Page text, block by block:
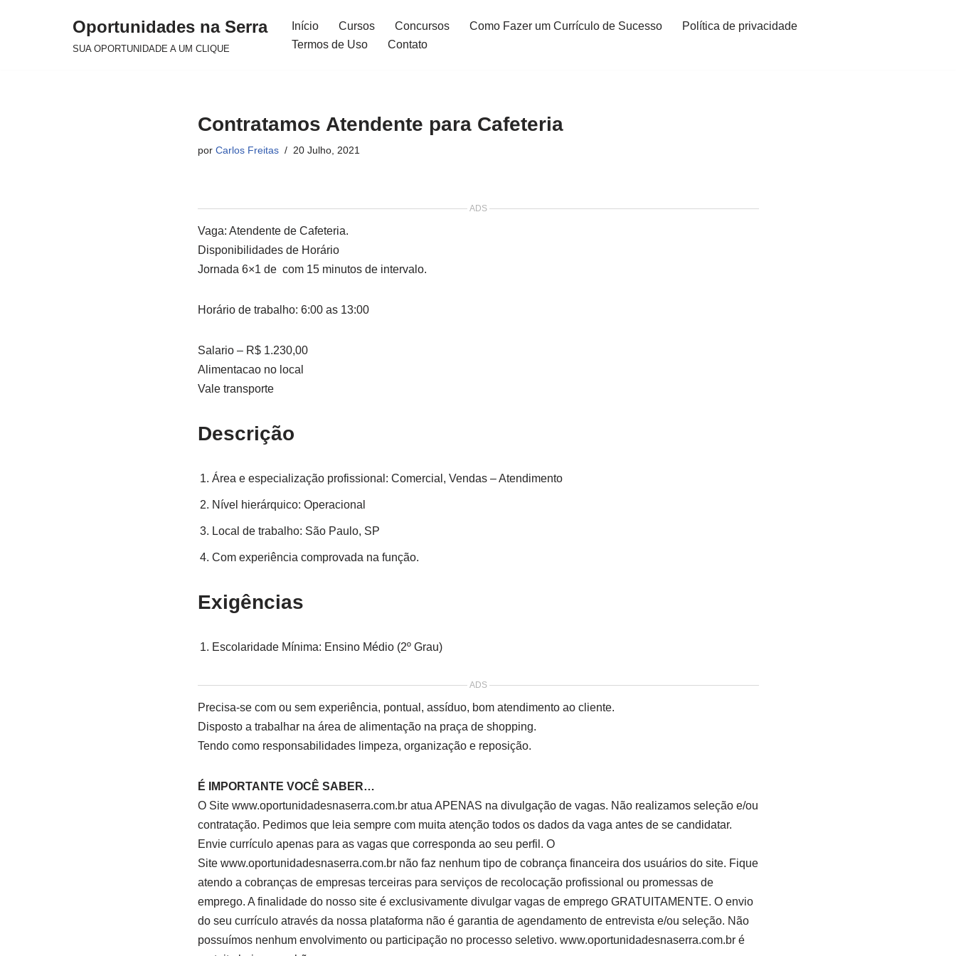
Oportunidades na Serra
SUA OPORTUNIDADE A UM CLIQUE
Início Cursos Concursos Como Fazer um Currículo de Sucesso
Política de privacidade
Termos de Uso
Contato
Contratamos Atendente para Cafeteria
por Carlos Freitas 20 Julho, 2021
ADS
Vaga: Atendente de Cafeteria.
Disponibilidades de Horário
Jornada 6×1 de com 15 minutos de intervalo.
Horário de trabalho: 6:00 as 13:00
Salario – R$ 1.230,00
Alimentacao no local
Vale transporte
Descrição
Área e especialização profissional: Comercial, Vendas – Atendimento
Nível hierárquico: Operacional
Local de trabalho: São Paulo, SP
Com experiência comprovada na função.
Exigências
Escolaridade Mínima: Ensino Médio (2º Grau)
ADS
Precisa-se com ou sem experiência, pontual, assíduo, bom atendimento ao cliente.
Disposto a trabalhar na área de alimentação na praça de shopping.
Tendo como responsabilidades limpeza, organização e reposição.
É IMPORTANTE VOCÊ SABER…
O Site www.oportunidadesnaserra.com.br atua APENAS na divulgação de vagas. Não realizamos seleção e/ou
contratação. Pedimos que leia sempre com muita atenção todos os dados da vaga antes de se candidatar.
Envie currículo apenas para as vagas que corresponda ao seu perfil. O
Site www.oportunidadesnaserra.com.br não faz nenhum tipo de cobrança financeira dos usuários do site. Fique
atendo a cobranças de empresas terceiras para serviços de recolocação profissional ou promessas de
emprego. A finalidade do nosso site é exclusivamente divulgar vagas de emprego GRATUITAMENTE. O envio
do seu currículo através da nossa plataforma não é garantia de agendamento de entrevista e/ou seleção. Não
possuímos nenhum envolvimento ou participação no processo seletivo. www.oportunidadesnaserra.com.br é